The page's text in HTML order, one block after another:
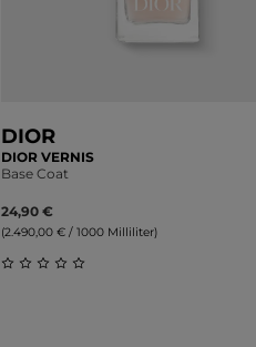
DIOR
DIOR VERNIS
Base Coat
24,90 €
(2.490,00 € / 1000 Milliliter)